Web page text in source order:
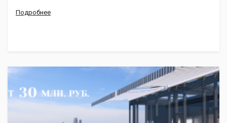
Подробнее